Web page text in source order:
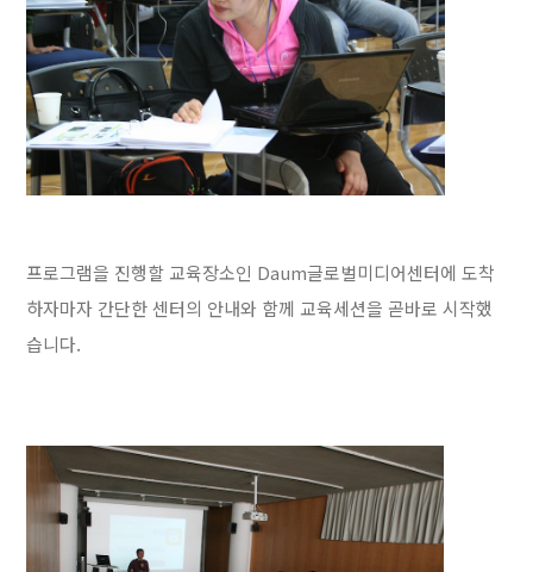
프로그램을 진행할 교육장소인 Daum글로벌미디어센터에 도착
하자마자 간단한 센터의 안내와 함께 교육세션을 곧바로 시작했
습니다.